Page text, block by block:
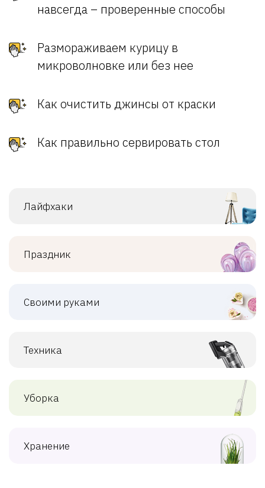
навсегда – проверенные способы
Размораживаем курицу в
микроволновке или без нее
Как очистить джинсы от краски
Как правильно сервировать стол
Лайфхаки
Праздник
Своими руками
Техника
Уборка
Хранение